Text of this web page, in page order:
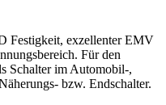
Festigkeit, exzellenter EMV
Für den
Schalter im Automobil-,
bzw. Endschalter.